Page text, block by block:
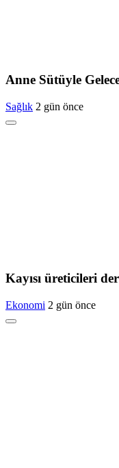
Anne Sütüyle
Sağlık 2 gün önce
Kayısı üreticileri
Ekonomi 2 gün önce